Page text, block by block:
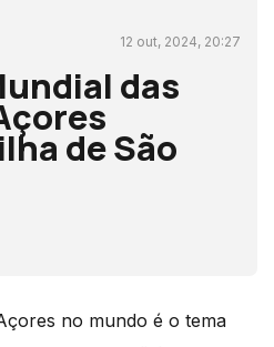
12 out, 2024, 20:27
das
de São
no mundo é o tema